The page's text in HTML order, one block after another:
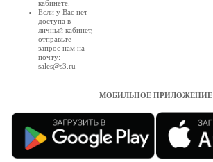
кабинете
Если у Вас нет
доступа в
личный кабинет,
отправьте
запрос нам на
почту:
sales@s3.ru
МОБИЛЬНОЕ ПРИЛОЖЕНИЕ